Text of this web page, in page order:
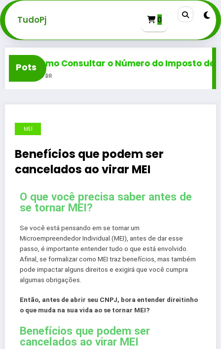
TudoPj 0
Pots
Como Consultar o Número do Imposto de Renda
MEI
Benefícios que podem ser
cancelados ao virar MEI
O que você precisa saber antes de
se tornar MEI?
Se você está pensando em se tornar um
Microempreendedor Individual (MEI), antes de dar esse
passo, é importante entender tudo o que está envolvido.
Afinal, se formalizar como MEI traz benefícios, mas também
pode impactar alguns direitos e exigirá que você cumpra
algumas obrigações.
Então, antes de abrir seu CNPJ, bora entender direitinho
o que muda na sua vida ao se tornar MEI?
Benefícios que podem ser
cancelados ao virar MEI